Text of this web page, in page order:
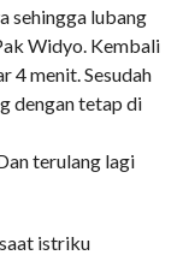
sehingga lubang
Widyo. Kembali
4 menit. Sesudah
dengan tetap di
terulang lagi
istriku